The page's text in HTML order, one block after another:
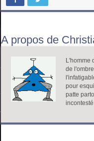
A propos de
L'homme
de
pour
patte